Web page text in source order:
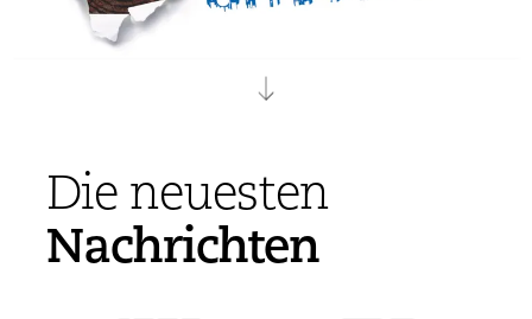
Die neuesten
Nachrichten